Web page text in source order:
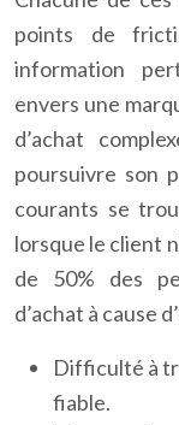
points de
information
envers une
d’achat
poursuivre son
courants se
lorsque le client
de 50% des
d’achat à cause
Difficulté à
fiable.